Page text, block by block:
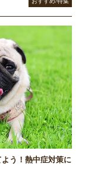
う！熱中症対策に